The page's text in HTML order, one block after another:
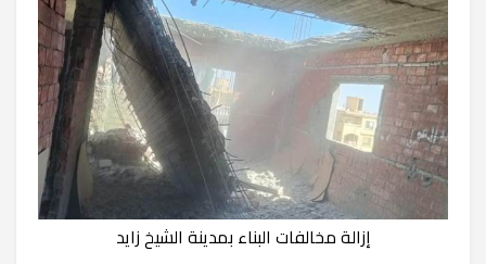
إزالة مخالفات البناء بمدينة الشيخ زايد